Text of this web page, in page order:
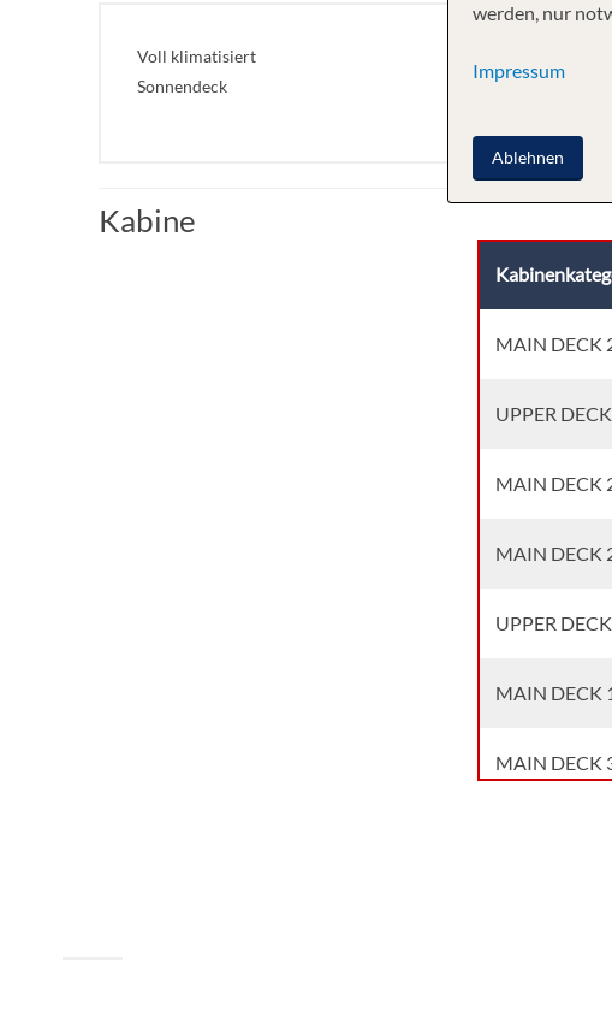
Voll klimatisiert
Sonnendeck
Kabine
MAIN DECK
UPPER
MAIN DECK
MAIN DECK
UPPER
MAIN DECK
MAIN DECK
werden, nur
Impressum
Ablehnen